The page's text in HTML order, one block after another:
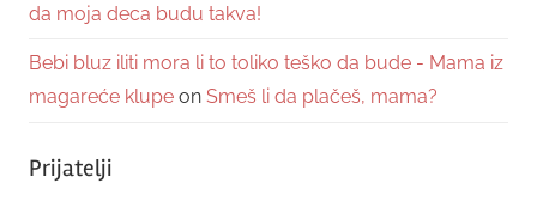
da moja deca budu takva!
Bebi bluz iliti mora li to toliko teško da bude - Mama iz
magareće klupe on Smeš li da plačeš, mama?
Prijatelji